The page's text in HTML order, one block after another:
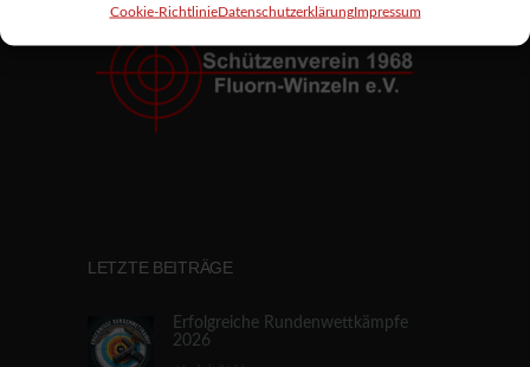
Cookie-RichtlinieDatenschutzerklärungImpressum
LETZTE BEITRÄGE
Erfolgreiche Rundenwettkämpfe
2026